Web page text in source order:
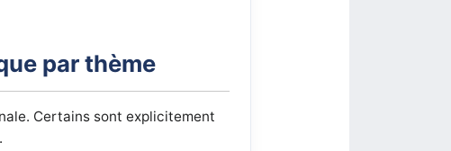
par thème
Certains sont explicitement